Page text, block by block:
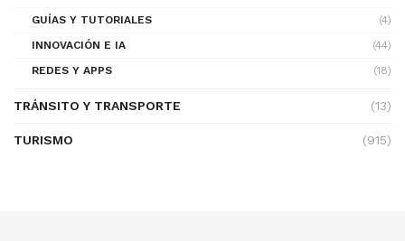
GUÍAS Y TUTORIALES
(4)
INNOVACIÓN E IA
(44)
REDES Y APPS
(18)
TRÁNSITO Y TRANSPORTE (13)
TURISMO (915)